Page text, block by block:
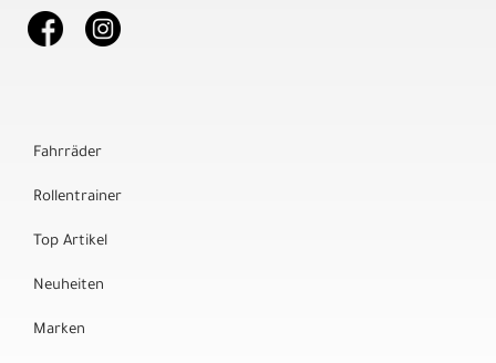
Fahrräder
Rollentrainer
Top Artikel
Neuheiten
Marken